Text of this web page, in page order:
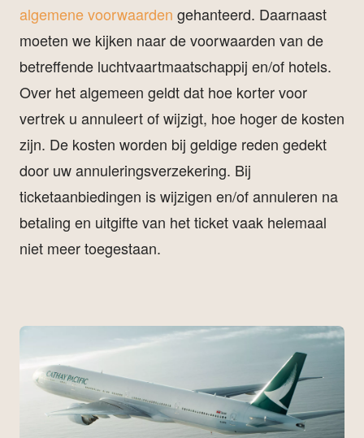
algemene voorwaarden gehanteerd. Daarnaast
moeten we kijken naar de voorwaarden van de
betreffende luchtvaartmaatschappij en/of hotels.
Over het algemeen geldt dat hoe korter voor
vertrek u annuleert of wijzigt, hoe hoger de kosten
zijn. De kosten worden bij geldige reden gedekt
door uw annuleringsverzekering. Bij
ticketaanbiedingen is wijzigen en/of annuleren na
betaling en uitgifte van het ticket vaak helemaal
niet meer toegestaan.